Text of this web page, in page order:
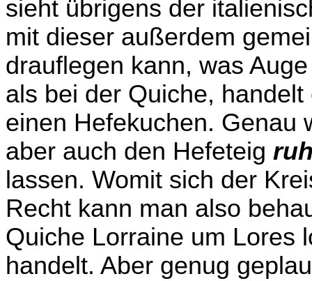
sieht übrigens der
mit dieser außerdem
drauflegen kann, was
als bei der Quiche,
einen Hefekuchen. Genau
aber auch den Hefeteig
lassen. Womit sich der
Recht kann man also
Quiche Lorraine um Lores
handelt. Aber genug